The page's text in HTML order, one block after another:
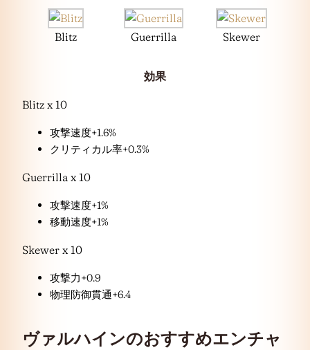
Blitz Guerrilla Skewer
効果
Blitz x 10
攻撃速度+1.6%
クリティカル率+0.3%
Guerrilla x 10
攻撃速度+1%
移動速度+1%
Skewer x 10
攻撃力+0.9
物理防御貫通+6.4
ヴァルハインのおすすめエンチャ